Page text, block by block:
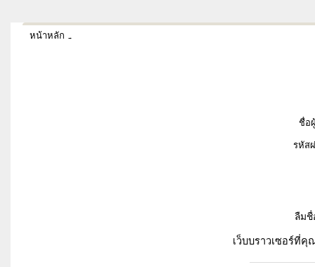
หน้าหลัก →
ชื่อ
รหัส
ลืมชื่
เว็บบราวเซอร์ที่